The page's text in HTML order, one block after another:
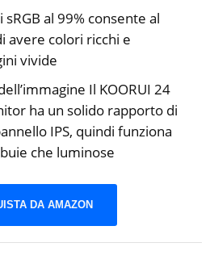
al 99% consente al
avere colori ricchi e
vivide
Il KOORUI 24
ha un solido rapporto di
IPS, quindi funziona
che luminose
DA AMAZON